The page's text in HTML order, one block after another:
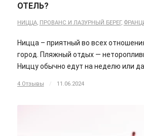
ОТЕЛЬ?
НИЦЦА, ПРОВАНС И ЛАЗУРНЫЙ БЕРЕГ,
Ницца – приятный во всех
город. Пляжный отдых —
Ниццу обычно едут на неделю или
4 Отзывы / 11.06.2024